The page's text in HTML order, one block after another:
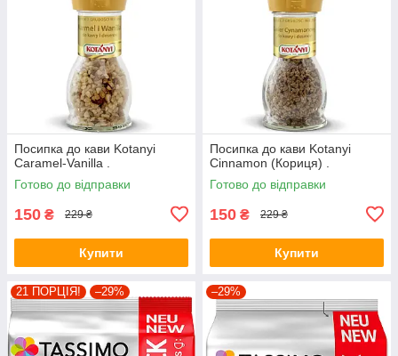
Посипка до кави Kotanyi
Caramel-Vanilla .
Готово до відправки
150 ₴ 229 ₴
Купити
Посипка до кави Kotanyi
Cinnamon (Кориця) .
Готово до відправки
150 ₴ 229 ₴
Купити
21 ПОРЦІЯ! –29% –29%